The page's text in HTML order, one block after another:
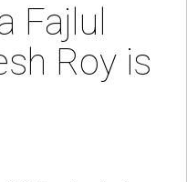
Fajlul
Roy is